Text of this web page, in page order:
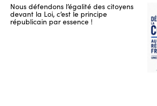
Nous défendons l’égalité des citoyens
devant la Loi, c’est le principe
républicain par essence !